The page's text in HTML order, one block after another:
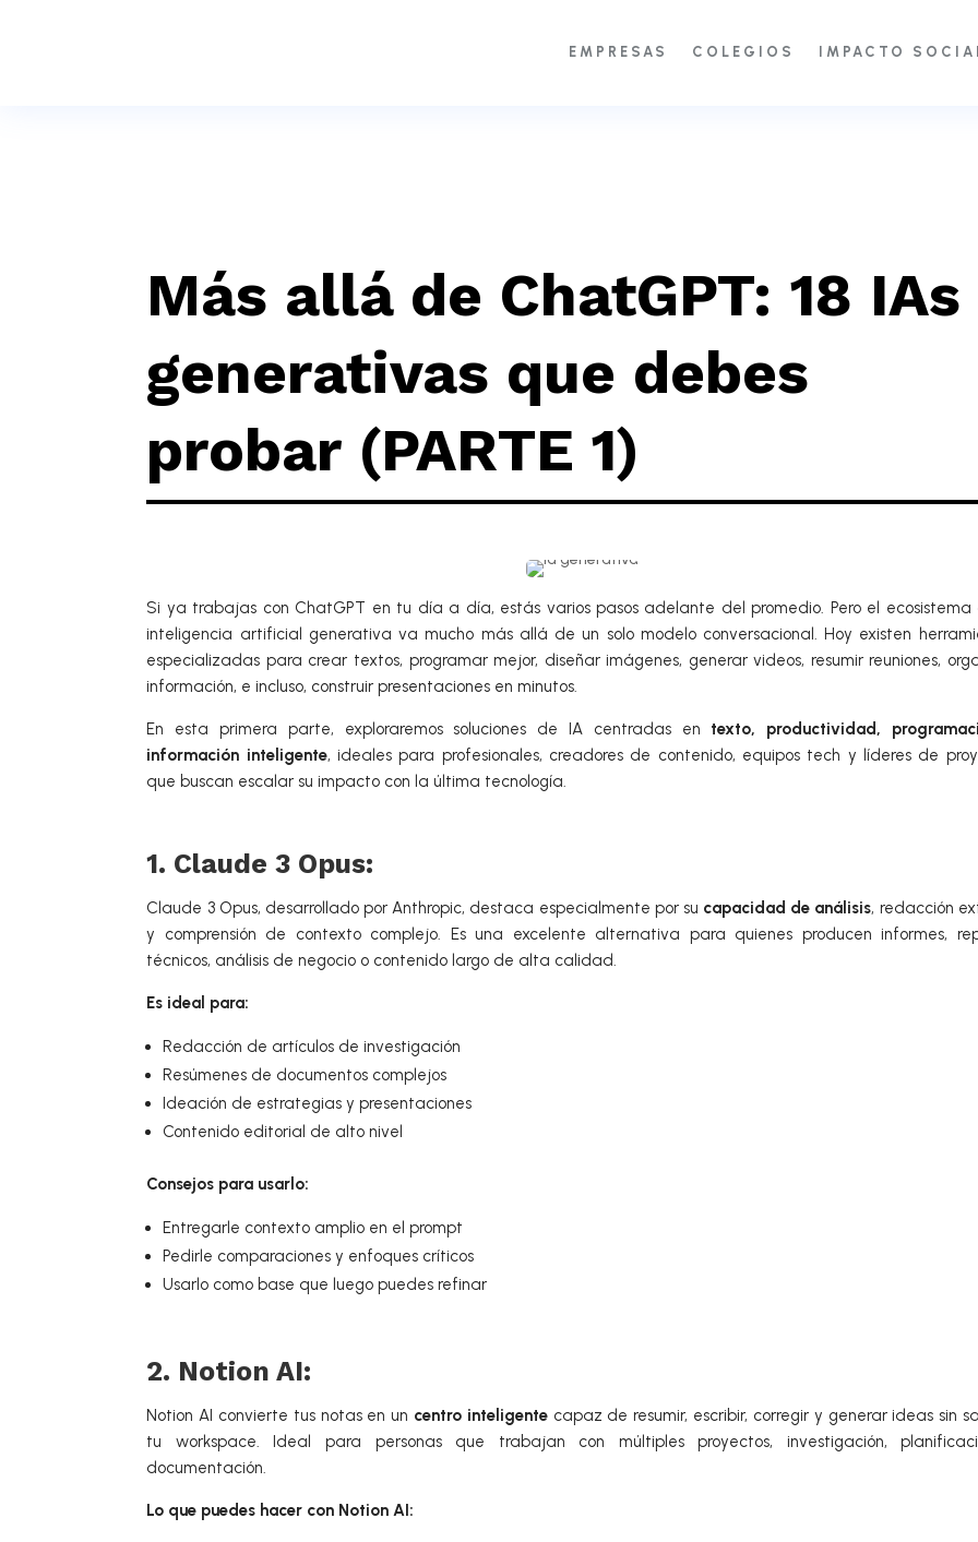
EMPRESAS COLEGIOS IMPACTO
Más allá de ChatGPT: 18 IAs
generativas que debes
probar (PARTE 1)
Si ya trabajas con ChatGPT en tu día a día, estás varios pasos adelante del promedio. Pero el
inteligencia artificial generativa va mucho más allá de un solo modelo conversacional. Hoy existen
especializadas para crear textos, programar mejor, diseñar imágenes, generar videos, resumir reuniones,
información, e incluso, construir presentaciones en minutos.
En esta primera parte, exploraremos soluciones de IA centradas en texto, productividad,
información inteligente, ideales para profesionales, creadores de contenido, equipos tech y líderes de
que buscan escalar su impacto con la última tecnología.
1. Claude 3 Opus:
Claude 3 Opus, desarrollado por Anthropic, destaca especialmente por su capacidad de análisis, redacción
y comprensión de contexto complejo. Es una excelente alternativa para quienes producen informes,
técnicos, análisis de negocio o contenido largo de alta calidad.
Es ideal para:
Redacción de artículos de investigación
Resúmenes de documentos complejos
Ideación de estrategias y presentaciones
Contenido editorial de alto nivel
Consejos para usarlo:
Entregarle contexto amplio en el prompt
Pedirle comparaciones y enfoques críticos
Usarlo como base que luego puedes refinar
2. Notion AI:
Notion AI convierte tus notas en un centro inteligentecapaz de resumir, escribir, corregir y generar ideas sin
tu workspace. Ideal para personas que trabajan con múltiples proyectos, investigación,
documentación.
Lo que puedes hacer con Notion AI: